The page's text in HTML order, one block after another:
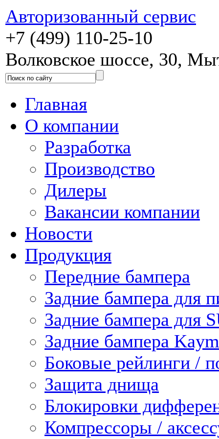
Авторизованный сервис
+7 (499) 110-25-10
Волковское шоссе, 30,
Главная
О компании
Разработка
Производство
Дилеры
Вакансии компании
Новости
Продукция
Передние бампера
Задние бампера для
Задние бампера для
Задние бампера
Боковые рейлинги /
Защита днища
Блокировки
Компрессоры /